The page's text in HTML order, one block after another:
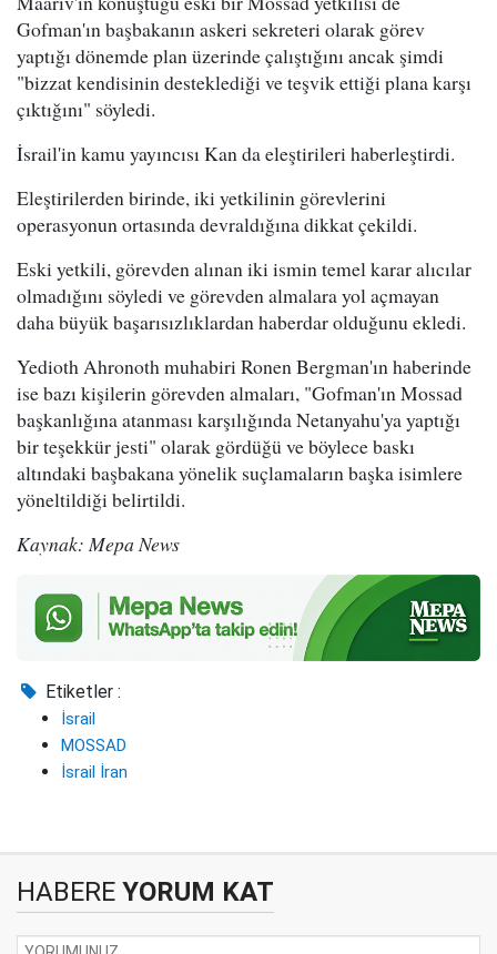
Gofman'ın başbakanın askeri sekreteri olarak görev
yaptığı dönemde plan üzerinde çalıştığını ancak şimdi
"bizzat kendisinin desteklediği ve teşvik ettiği plana karşı
çıktığını" söyledi.
İsrail'in kamu yayıncısı Kan da eleştirileri haberleştirdi.
Eleştirilerden birinde, iki yetkilinin görevlerini
operasyonun ortasında devraldığına dikkat çekildi.
Eski yetkili, görevden alınan iki ismin temel karar alıcılar
olmadığını söyledi ve görevden almalara yol açmayan
daha büyük başarısızlıklardan haberdar olduğunu ekledi.
Yedioth Ahronoth muhabiri Ronen Bergman'ın haberinde
ise bazı kişilerin görevden almaları, "Gofman'ın Mossad
başkanlığına atanması karşılığında Netanyahu'ya yaptığı
bir teşekkür jesti" olarak gördüğü ve böylece baskı
altındaki başbakana yönelik suçlamaların başka isimlere
yöneltildiği belirtildi.
Kaynak: Mepa News
Etiketler :
İsrail
MOSSAD
İsrail İran
HABERE YORUM KAT